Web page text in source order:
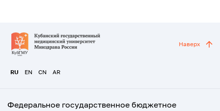
RU EN CN AR
Наверх
Федеральное государственное бюджетное